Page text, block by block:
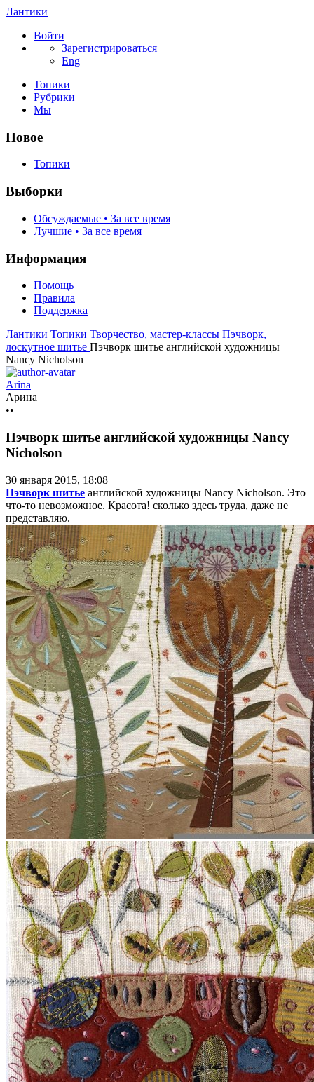
Лантики
Войти
Зарегистрироваться
Eng
Топики
Рубрики
Мы
Новое
Топики
Выборки
Обсуждаемые • За все время
Лучшие • За все время
Информация
Помощь
Правила
Поддержка
Лантики Топики Творчество, мастер-классы Пэчворк,
лоскутное шитье Пэчворк шитье английской художницы
Nancy Nicholson
Arina
Арина
••
Пэчворк шитье английской художницы Nancy
Nicholson
30 января 2015, 18:08
Пэчворк шитье английской художницы Nancy Nicholson. Это
что-то невозможное. Красота! сколько здесь труда, даже не
представляю.